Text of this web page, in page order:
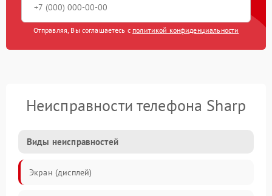
Отправляя, Вы соглашаетесь с политикой конфиденциальности
Неисправности телефона Sharp
Виды неисправностей
Экран (дисплей)